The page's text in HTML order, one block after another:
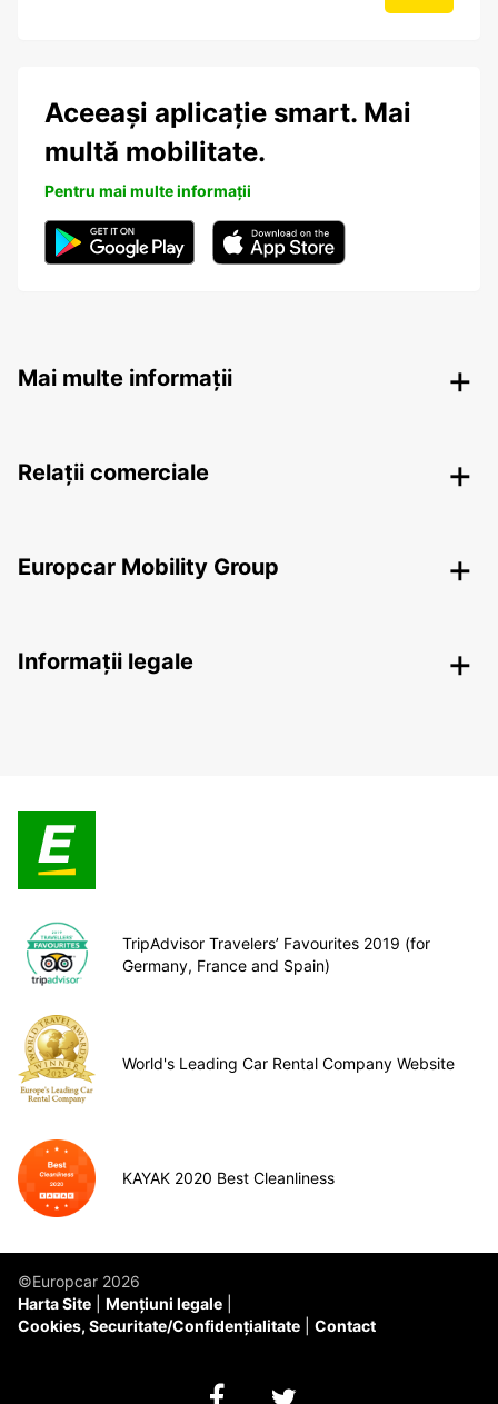
Aceeași aplicație smart. Mai
multă mobilitate.
Pentru mai multe informații
Mai multe informații
Relații comerciale
Europcar Mobility Group
Informații legale
TripAdvisor Travelers’ Favourites 2019 (for
Germany, France and Spain)
World's Leading Car Rental Company Website
KAYAK 2020 Best Cleanliness
©Europcar 2026
Harta Site
Mențiuni legale
Cookies, Securitate/Confidențialitate
Contact